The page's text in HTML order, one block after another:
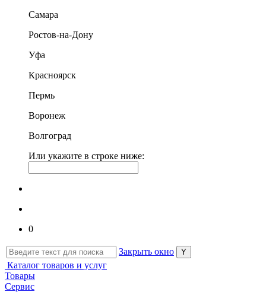
Самара
Ростов-на-Дону
Уфа
Красноярск
Пермь
Воронеж
Волгоград
Или укажите в строке ниже:
0
Закрыть окно
Каталог товаров и услуг
Товары
Сервис